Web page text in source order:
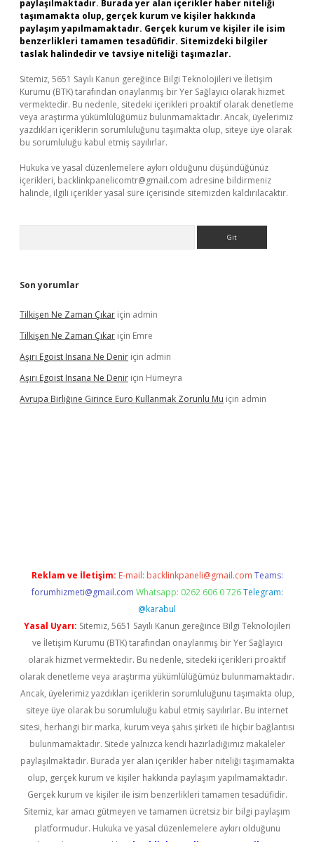
paylaşılmaktadır. Burada yer alan içerikler haber niteliği
taşımamakta olup, gerçek kurum ve kişiler hakkında
paylaşım yapılmamaktadır. Gerçek kurum ve kişiler ile isim
benzerlikleri tamamen tesadüfidir. Sitemizdeki bilgiler
taslak halindedir ve tavsiye niteliği taşımazlar.
Sitemiz, 5651 Sayılı Kanun gereğince Bilgi Teknolojileri ve İletişim
Kurumu (BTK) tarafından onaylanmış bir Yer Sağlayıcı olarak hizmet
vermektedir. Bu nedenle, sitedeki içerikleri proaktif olarak denetleme
veya araştırma yükümlülüğümüz bulunmamaktadır. Ancak, üyelerimiz
yazdıkları içeriklerin sorumluluğunu taşımakta olup, siteye üye olarak
bu sorumluluğu kabul etmiş sayılırlar.
Hukuka ve yasal düzenlemelere aykırı olduğunu düşündüğünüz
içerikleri, backlinkpanelicomtr@gmail.com adresine bildirmeniz
halinde, ilgili içerikler yasal süre içerisinde sitemizden kaldırılacaktır.
Son yorumlar
Tilkişen Ne Zaman Çıkar için admin
Tilkişen Ne Zaman Çıkar için Emre
Aşırı Egoist Insana Ne Denir için admin
Aşırı Egoist Insana Ne Denir için Hümeyra
Avrupa Birliğine Girince Euro Kullanmak Zorunlu Mu için admin
Reklam ve İletişim: E-mail: backlinkpaneli@gmail.com Teams:
forumhizmeti@gmail.com Whatsapp: 0262 606 0 726 Telegram:
@karabul
Yasal Uyarı: Sitemiz, 5651 Sayılı Kanun gereğince Bilgi Teknolojileri
ve İletişim Kurumu (BTK) tarafından onaylanmış bir Yer Sağlayıcı
olarak hizmet vermektedir. Bu nedenle, sitedeki içerikleri proaktif
olarak denetleme veya araştırma yükümlülüğümüz bulunmamaktadır.
Ancak, üyelerimiz yazdıkları içeriklerin sorumluluğunu taşımakta olup,
siteye üye olarak bu sorumluluğu kabul etmiş sayılırlar. Bu internet
sitesi, herhangi bir marka, kurum veya şahıs şirketi ile hiçbir bağlantısı
bulunmamaktadır. Sitede yalnızca kendi hazırladığımız makaleler
paylaşılmaktadır. Burada yer alan içerikler haber niteliği taşımamakta
olup, gerçek kurum ve kişiler hakkında paylaşım yapılmamaktadır.
Gerçek kurum ve kişiler ile isim benzerlikleri tamamen tesadüfidir.
Sitemiz, kar amacı gütmeyen ve tamamen ücretsiz bir bilgi paylaşım
platformudur. Hukuka ve yasal düzenlemelere aykırı olduğunu